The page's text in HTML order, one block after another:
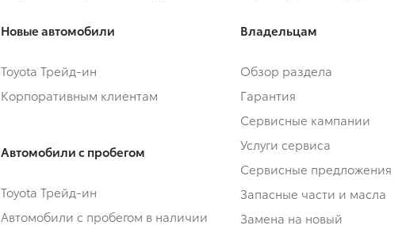
Новые автомобили
Toyota Трейд-ин
Корпоративным клиентам
Автомобили с пробегом
Toyota Трейд-ин
Автомобили с пробегом в наличии
Владельцам
Обзор раздела
Гарантия
Сервисные кампании
Услуги сервиса
Сервисные предложения
Запасные части и масла
Замена на новый